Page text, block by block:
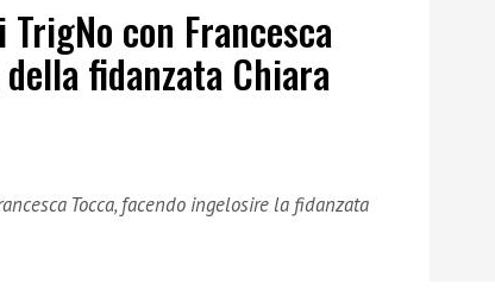
con Francesca
fidanzata Chiara
Tocca, facendo ingelosire la fidanzata